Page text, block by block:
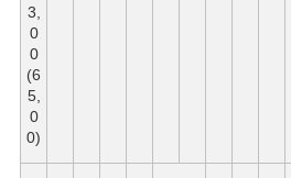
3,
0
0
(6
5,
0
0)